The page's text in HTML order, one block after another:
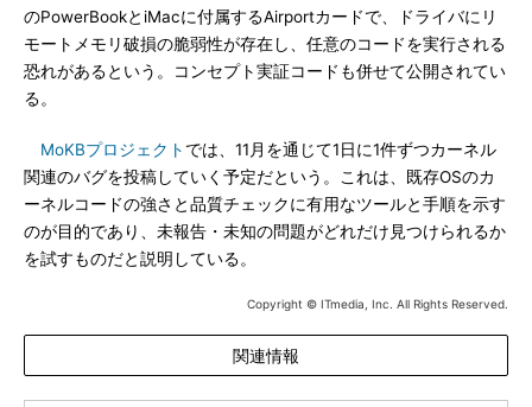
のPowerBookとiMacに付属するAirportカードで、ドライバにリ
モートメモリ破損の脆弱性が存在し、任意のコードを実行される
恐れがあるという。コンセプト実証コードも併せて公開されてい
る。
MoKBプロジェクト では、11月を通じて1日に1件ずつカーネル
関連のバグを投稿していく予定だという。これは、既存OSのカ
ーネルコードの強さと品質チェックに有用なツールと手順を示す
のが目的であり、未報告・未知の問題がどれだけ見つけられるか
を試すものだと説明している。
Copyright © ITmedia, Inc. All Rights Reserved.
関連情報